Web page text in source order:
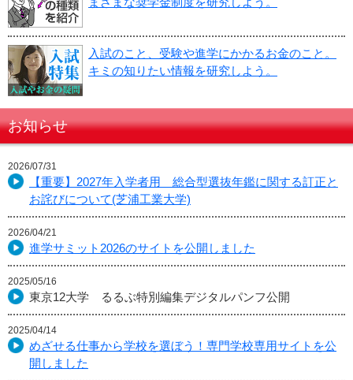
入試のこと、受験や進学にかかるお金のこと。
キミの知りたい情報を研究しよう。
お知らせ
2026/07/31
【重要】2027年入学者用 総合型選抜年鑑に関する訂正と
お詫びについて(芝浦工業大学)
2026/04/21
進学サミット2026のサイトを公開しました
2025/05/16
東京12大学 るるぶ特別編集デジタルパンフ公開
2025/04/14
めざせる仕事から学校を選ぼう！専門学校専用サイトを公
開しました